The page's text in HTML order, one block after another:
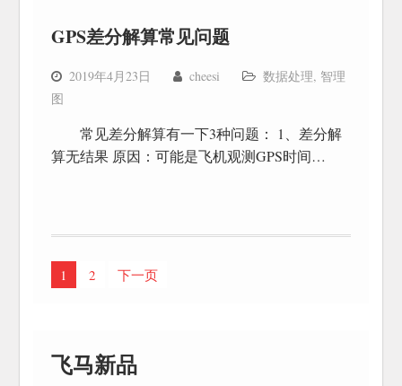
GPS差分解算常见问题
2019年4月23日 cheesi 数据处理, 智理
图
常见差分解算有一下3种问题： 1、差分解
算无结果 原因：可能是飞机观测GPS时间…
文
页
1 2 下一页
飞马新品